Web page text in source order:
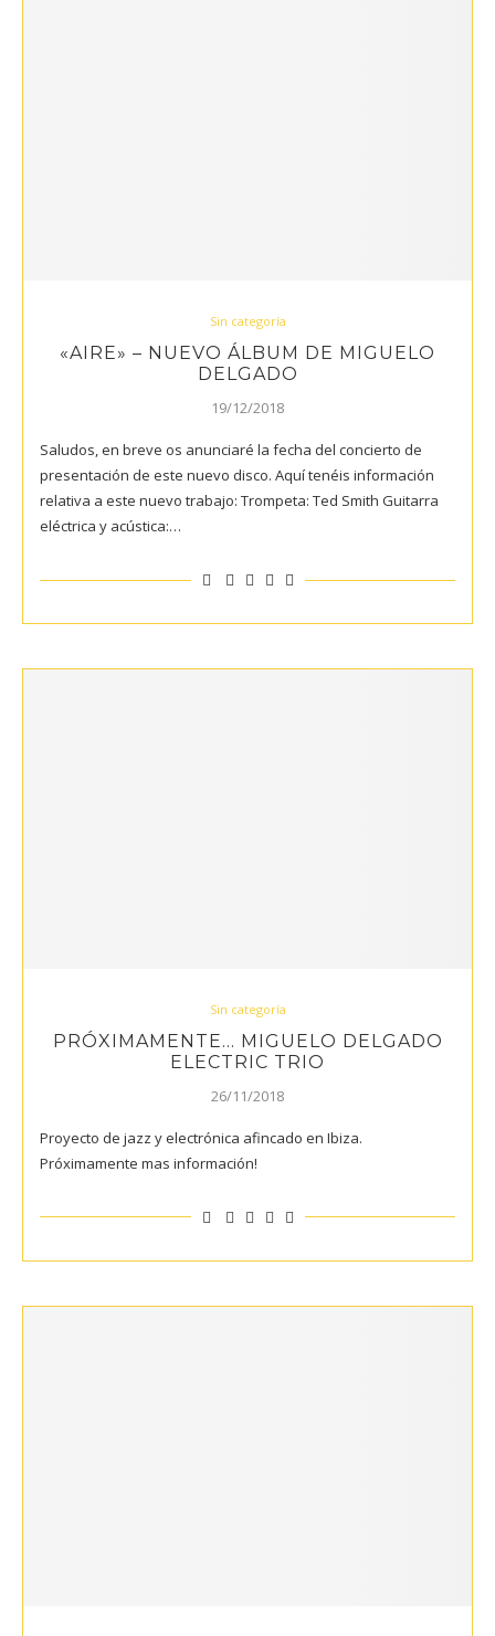
Sin categoría
«AIRE» – NUEVO ÁLBUM DE MIGUELO
DELGADO
19/12/2018
Saludos, en breve os anunciaré la fecha del concierto de
presentación de este nuevo disco. Aquí tenéis información
relativa a este nuevo trabajo: Trompeta: Ted Smith Guitarra
eléctrica y acústica:…
Sin categoría
PRÓXIMAMENTE… MIGUELO DELGADO
ELECTRIC TRIO
26/11/2018
Proyecto de jazz y electrónica afincado en Ibiza.
Próximamente mas información!